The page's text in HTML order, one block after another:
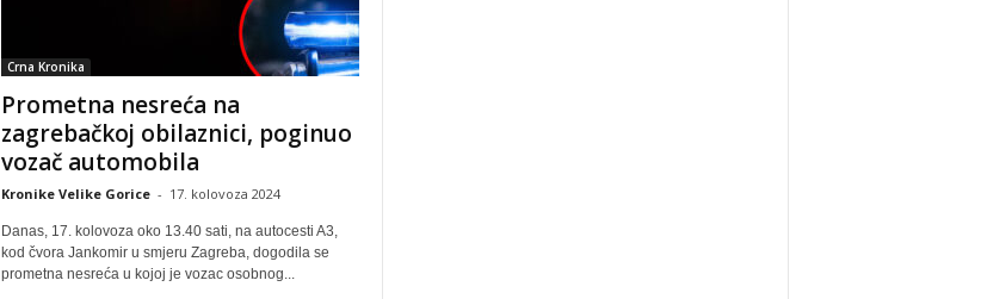
Crna Kronika
Prometna nesreća na
zagrebačkoj obilaznici, poginuo
vozač automobila
Kronike Velike Gorice - 17. kolovoza 2024
Danas, 17. kolovoza oko 13.40 sati, na autocesti A3,
kod čvora Jankomir u smjeru Zagreba, dogodila se
prometna nesreća u kojoj je vozac osobnog...